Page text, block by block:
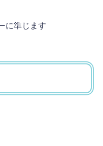
準じます